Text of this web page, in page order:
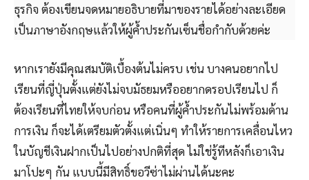
ธุรกิจ ต้องเขียนจดหมายอธิบายที่มาของรายได้อย่างละเอียด
เป็นภาษาอังกฤษแล้วให้ผู้ค้ำประกันเซ็นชื่อกำกับด้วยค่ะ
หากเรายังมีคุณสมบัติเบื้องต้นไม่ครบ เช่น บางคนอยากไป
เรียนที่ญี่ปุ่นตั้งแต่ยังไม่จบมัธยมหรืออยากดรอปเรียนไป ก็
ต้องเรียนที่ไทยให้จบก่อน หรือคนที่ผู้ค้ำประกันไม่พร้อมด้าน
การเงิน ก็จะได้เตรียมตัวตั้งแต่เนิ่นๆ ทำให้รายการเคลื่อนไหว
ในบัญชีเงินฝากเป็นไปอย่างปกติที่สุด ไม่ใช่รู้ทีหลังก็เอาเงิน
มาโปะๆ กัน แบบนี้มีสิทธิ์ขอวีซ่าไม่ผ่านได้นะคะ